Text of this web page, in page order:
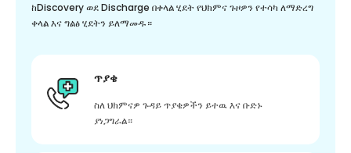
ከDiscovery ወደ Discharge በቀላል ሂደት የህክምና ጉዞዎን የተሳካ ለማድረግ
ቀላል እና ግልፅ ሂደትን ይለማመዱ።
ጥያቄ
ስለ ህክምናዎ ጉዳይ ጥያቄዎችን ይተዉ እና ቡድኑ
ያነጋግራል።